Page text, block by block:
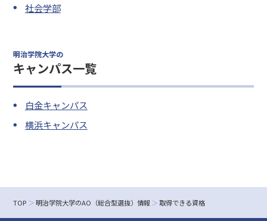
社会学部
明治学院大学の
キャンパス一覧
白金キャンパス
横浜キャンパス
TOP 明治学院大学のAO（総合型選抜）情報 取得できる資格